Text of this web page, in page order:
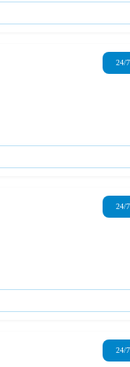
24/7
24/7
24/7